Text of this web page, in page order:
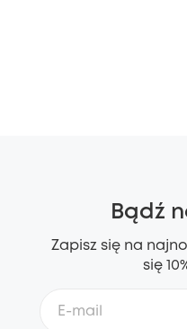
Bądź
Zapisz się na
się